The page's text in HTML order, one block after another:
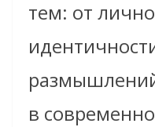
тем: от
в